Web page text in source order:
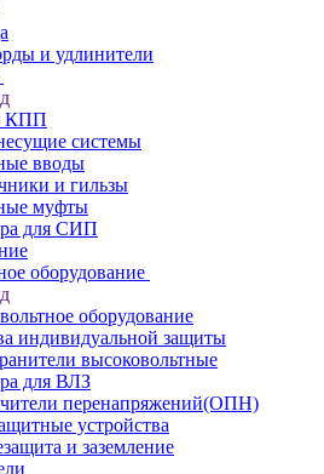
и удлинители
КПП
системы
вводы
и гильзы
муфты
для СИП
оборудование
оборудование
индивидуальной защиты
высоковольтные
для ВЛЗ
перенапряжений(ОПН)
устройства
и заземление